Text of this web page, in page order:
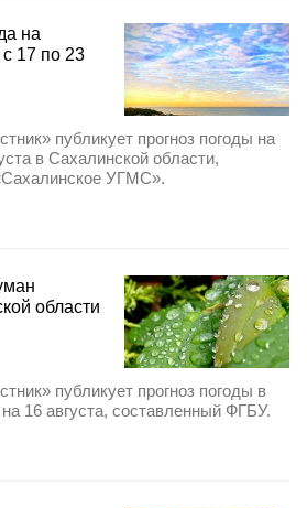
на
17 по 23
публикует прогноз погоды на
в Сахалинской области,
УГМС».
области
публикует прогноз погоды в
16 августа, составленный ФГБУ.